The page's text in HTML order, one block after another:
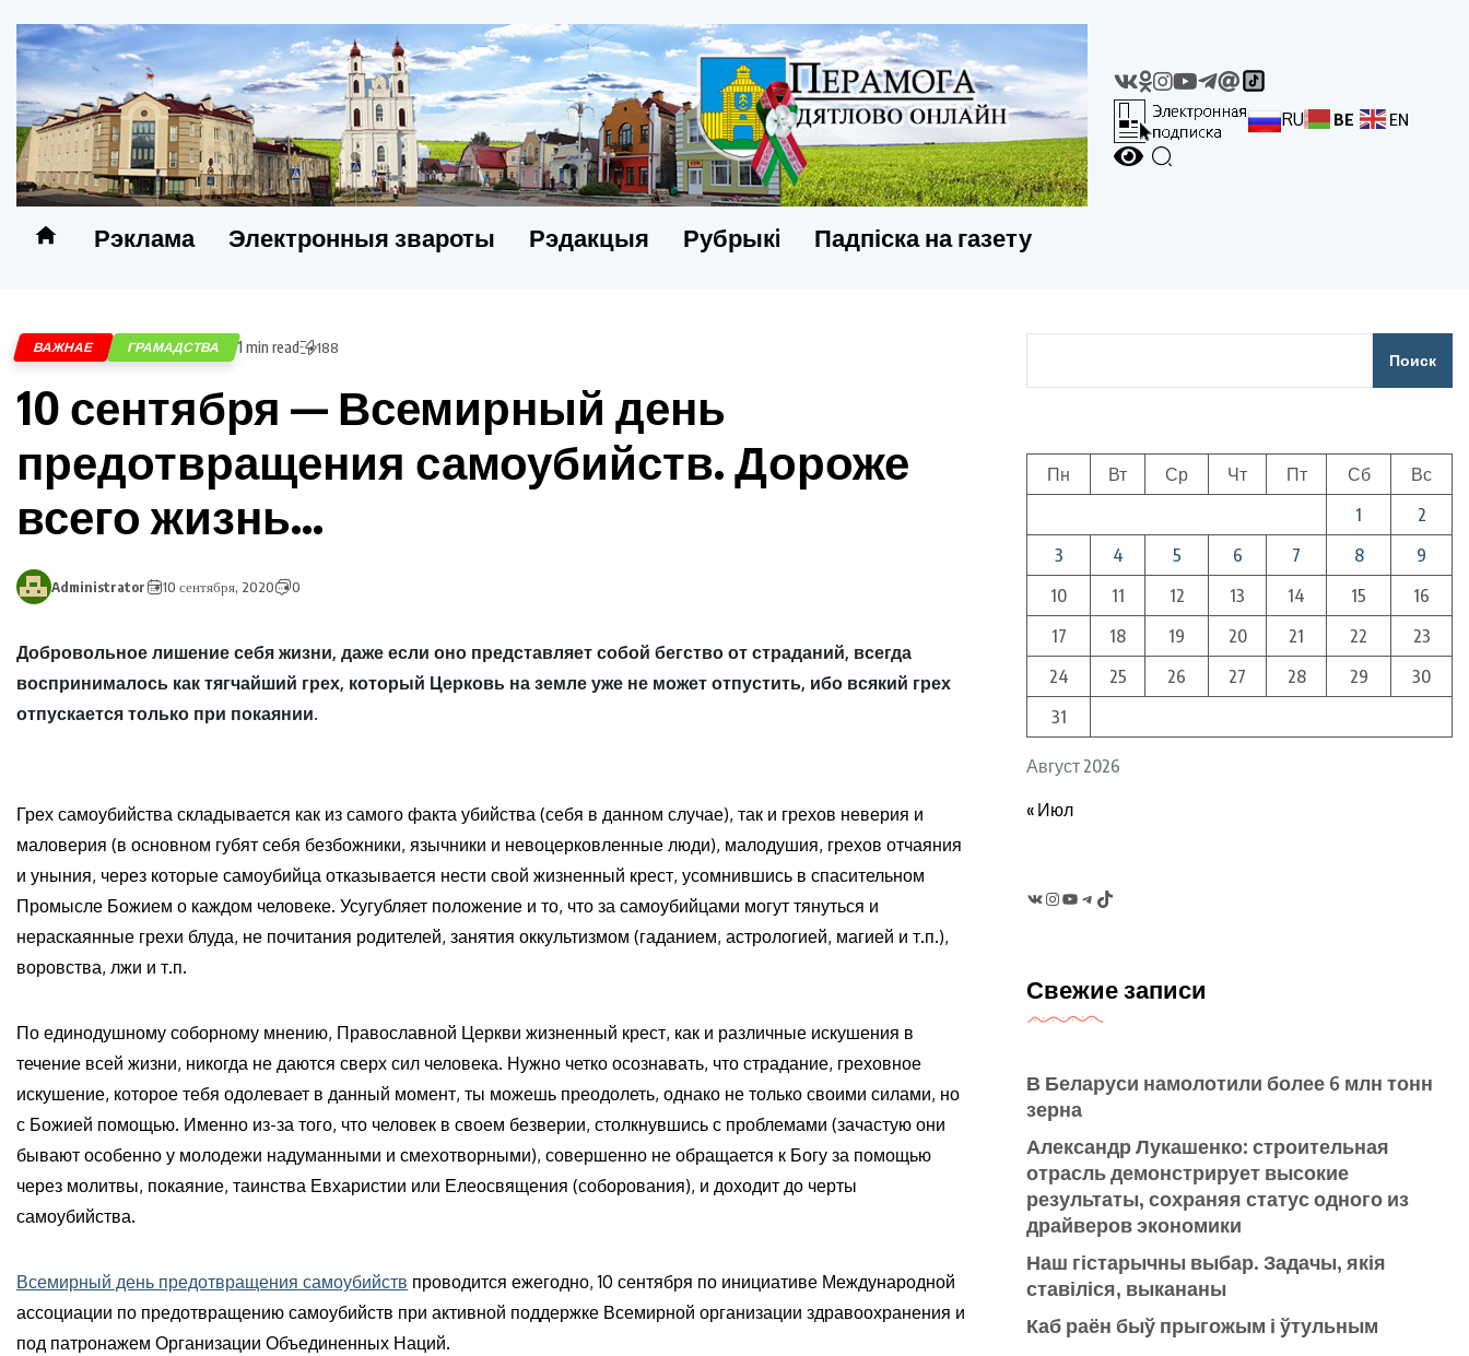
Рэклама Электронныя звароты Рэдакцыя Рубрыкi Падпіска на газету
RU BE EN
ВАЖНАЕ ГРАМАДСТВА 1 min read 188
10 сентября — Всемирный день
предотвращения самоубийств. Дороже
всего жизнь…
Administrator 10 сентября, 2020 0
Добровольное лишение себя жизни, даже если оно представляет собой бегство от страданий, всегда
воспринималось как тягчайший грех, который Церковь на земле уже не может отпустить, ибо всякий грех
отпускается только при покаянии.
Грех самоубийства складывается как из самого факта убийства (себя в данном случае), так и грехов неверия и
маловерия (в основном губят себя безбожники, язычники и невоцерковленные люди), малодушия, грехов отчаяния
и уныния, через которые самоубийца отказывается нести свой жизненный крест, усомнившись в спасительном
Промысле Божием о каждом человеке. Усугубляет положение и то, что за самоубийцами могут тянуться и
нераскаянные грехи блуда, не почитания родителей, занятия оккультизмом (гаданием, астрологией, магией и т.п.),
воровства, лжи и т.п.
По единодушному соборному мнению, Православной Церкви жизненный крест, как и различные искушения в
течение всей жизни, никогда не даются сверх сил человека. Нужно четко осознавать, что страдание, греховное
искушение, которое тебя одолевает в данный момент, ты можешь преодолеть, однако не только своими силами, но
с Божией помощью. Именно из-за того, что человек в своем безверии, столкнувшись с проблемами (зачастую они
бывают особенно у молодежи надуманными и смехотворными), совершенно не обращается к Богу за помощью
через молитвы, покаяние, таинства Евхаристии или Елеосвящения (соборования), и доходит до черты
самоубийства.
Всемирный день предотвращения самоубийств проводится ежегодно, 10 сентября по инициативе Международной
ассоциации по предотвращению самоубийств при активной поддержке Всемирной организации здравоохранения и
под патронажем Организации Объединенных Наций.
Поиск
Август 2026
Пн Вт Ср Чт Пт Сб
Вс
1
2
3
4 5 6 7 8
9
10
11 12 13 14 15
16
17
18 19 20 21 22
23
24
25 26 27 28 29
30
31
« Июл
Instagram
YouTubeTelegram
TikTok
Свежие записи
В Беларуси намолотили более 6 млн тонн
зерна
Александр Лукашенко: строительная
отрасль демонстрирует высокие
результаты, сохраняя статус одного из
драйверов экономики
Наш гістарычны выбар. Задачы, якія
ставіліся, выкананы
Каб раён быў прыгожым і ўтульным